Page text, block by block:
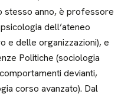
stesso anno, è professore
dell’ateneo
e delle organizzazioni), e
Politiche (sociologia
devianti,
corso avanzato). Dal